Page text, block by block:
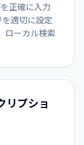
正確に入力
適切に設定
ローカル検索
リプショ